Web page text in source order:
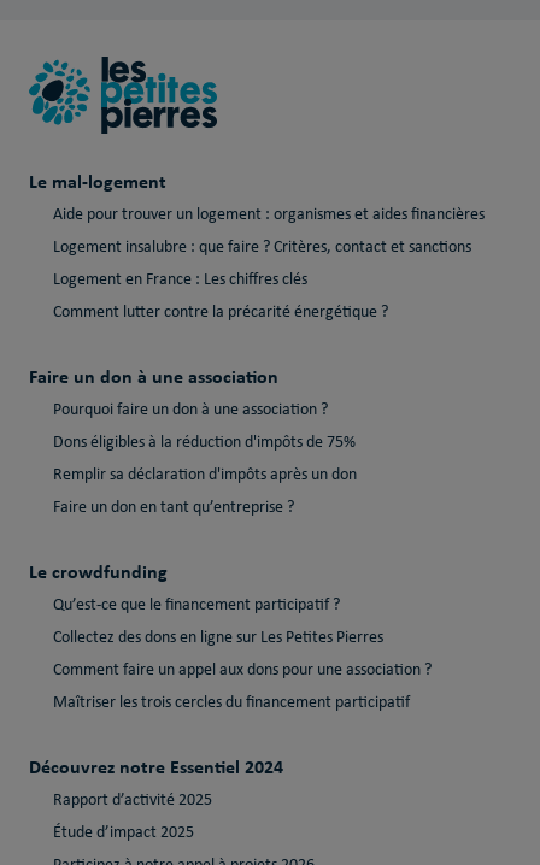
Le mal-logement
Aide pour trouver un logement : organismes et aides financières
Logement insalubre : que faire ? Critères, contact et sanctions
Logement en France : Les chiffres clés
Comment lutter contre la précarité énergétique ?
Faire un don à une association
Pourquoi faire un don à une association ?
Dons éligibles à la réduction d'impôts de 75%
Remplir sa déclaration d'impôts après un don
Faire un don en tant qu’entreprise ?
Le crowdfunding
Qu’est-ce que le financement participatif ?
Collectez des dons en ligne sur Les Petites Pierres
Comment faire un appel aux dons pour une association ?
Maîtriser les trois cercles du financement participatif
Découvrez notre Essentiel 2024
Rapport d’activité 2025
Étude d’impact 2025